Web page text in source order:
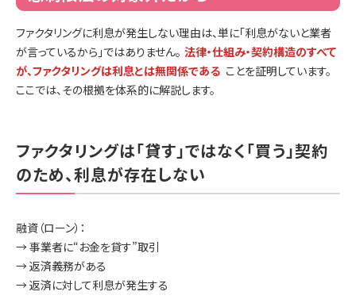
ファクタリングに利息が発生しない理由は、単に「利息がないと業者
が言っているから」ではありません。 法律・仕組み・契約構造のすべて
が、ファクタリングは利息とは無関係である ことを証明しています。
ここでは、その根拠を体系的に解説します。
ファクタリングは「貸す」ではなく「買う」契約
のため、利息が存在しない
融資（ローン）：
→ 事業者に“お金を貸す”取引
→ 返済義務がある
→ 返済に対して利息が発生する